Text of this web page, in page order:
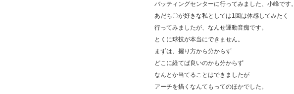
バッティングセンターに行ってみました、小峰です。
あだち〇が好きな私としては1回は体感してみたく
行ってみましたが、なんせ運動音痴です。
とくに球技が本当にできません。
まずは、握り方から分からず
どこに経てば良いのかも分からず
なんとか当てることはできましたが
アーチを描くなんてもってのほかでした。